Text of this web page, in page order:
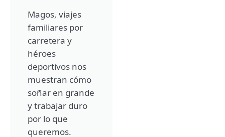
Magos, viajes
familiares por
carretera y
héroes
deportivos nos
muestran cómo
soñar en grande
y trabajar duro
por lo que
queremos.